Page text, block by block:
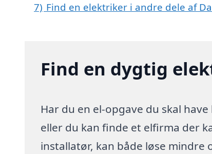
7) Find en elektriker i andre dele af
Find en dygtig
Har du en el-opgave du skal
eller du kan finde et elfirma der
installatør, kan både løse